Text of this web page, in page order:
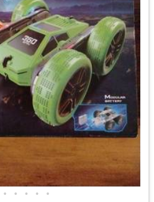
• • • • •